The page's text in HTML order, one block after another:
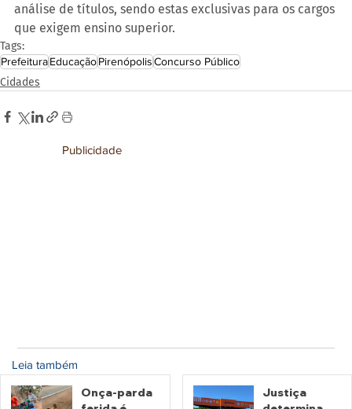
análise de títulos, sendo estas exclusivas para os cargos
que exigem ensino superior.
Tags:
PrefeituraEducaçãoPirenópolisConcurso Público
Cidades
Publicidade
Leia também
Onça-parda
Justiça